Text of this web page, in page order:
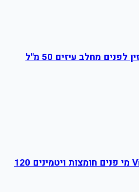
מחלב עיזים 50 מ"ל
ז'איה - Vitamin C.B3 מי פנים חומצות ויטמינים 120